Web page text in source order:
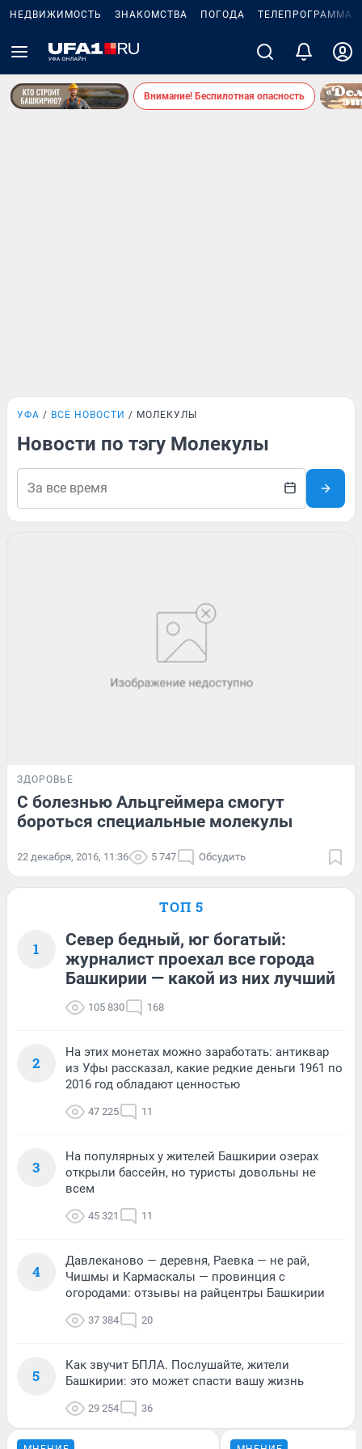
НЕДВИЖИМОСТЬ ЗНАКОМСТВА ПОГОДА ТЕЛЕПРОГРАММА
Внимание! Беспилотная опасность
УФА ВСЕ НОВОСТИ МОЛЕКУЛЫ
Новости по тэгу Молекулы
ЗДОРОВЬЕ
С болезнью Альцгеймера смогут
бороться специальные молекулы
22 декабря, 2016, 11:36 5 747 Обсудить
ТОП 5
1
Север бедный, юг богатый:
журналист проехал все города
Башкирии — какой из них лучший
105 830 168
2
На этих монетах можно заработать: антиквар
из Уфы рассказал, какие редкие деньги 1961 по
2016 год обладают ценностью
47 225 11
3
На популярных у жителей Башкирии озерах
открыли бассейн, но туристы довольны не
всем
45 321 11
4
Давлеканово — деревня, Раевка — не рай,
Чишмы и Кармаскалы — провинция с
огородами: отзывы на райцентры Башкирии
37 384 20
5
Как звучит БПЛА. Послушайте, жители
Башкирии: это может спасти вашу жизнь
29 254 36